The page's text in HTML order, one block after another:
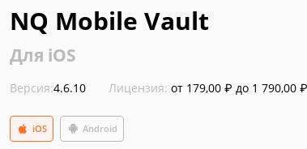
NQ Mobile Vault
Для iOS
Версия:4.6.10 Лицензия: от 179,00 ₽ до 1 790,00 ₽
Android
iOS